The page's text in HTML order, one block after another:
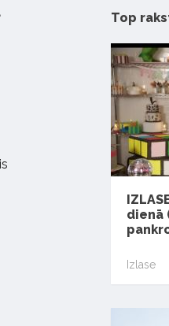
Top
dienā
Izlase